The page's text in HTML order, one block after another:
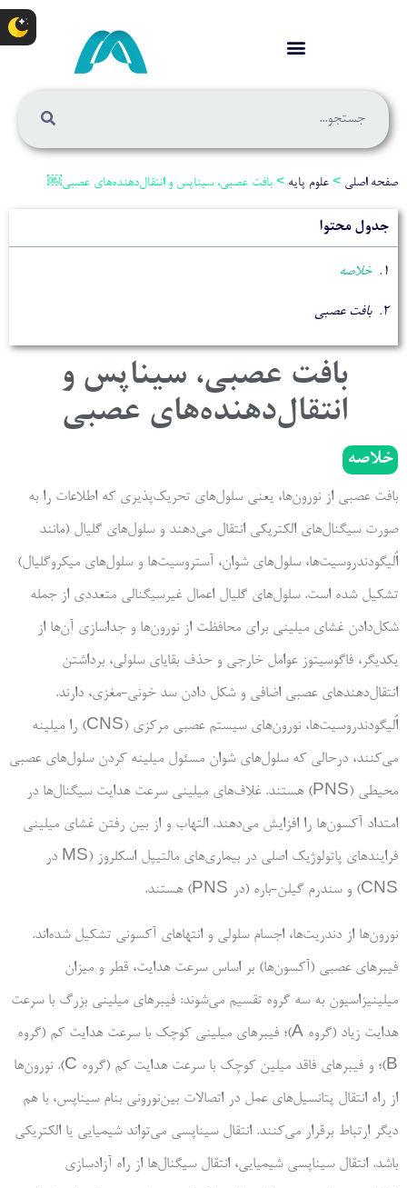
صفحه اصلی > علوم پایه > بافت عصبی، سیناپس و انتقال‌دهنده‌های عصبی￼
جدول محتوا
خلاصه
بافت عصبی
بافت عصبی، سیناپس و
انتقال‌دهنده‌های عصبی
خلاصه
بافت عصبی از نورون‌ها، یعنی سلول‌های تحریک‌پذیری که اطلاعات را به
صورت سیگنال‌های الکتریکی انتقال می‌دهند و سلول‌های گلیال (مانند
اُلیگودندروسیت‌ها، سلول‌های شوان، آستروسیت‌ها و سلول‌های میکروگلیال)
تشکیل شده است. سلول‌های گلیال اعمال غیرسیگنالی متعددی از جمله
شکل‌دادن غشای میلینی برای محافظت از نورون‌ها و جداسازی آن‌ها از
یکدیگر، فاگوسیتوز عوامل خارجی و حذف بقایای سلولی، برداشتن
انتقال‌دهند‌های عصبی اضافی و شکل دادن سد خونی-مغزی، دارند.
اُلیگودندروسیت‌ها، نورون‌های سیستم عصبی مرکزی (CNS) را میلینه
می‌کنند، درحالی که سلول‌های شوان مسئول میلینه کردن سلول‌های عصبی
محیطی (PNS) هستند. غلاف‌های میلینی سرعت هدایت سیگنال‌ها در
امتداد آکسون‌ها را افزایش می‌دهند. التهاب و از بین رفتن غشای میلینی
فرایند‌های پاتولوژیک اصلی در بیماری‌های مالتیپل اسکلروز (MS در
CNS) و سندرم گیلن-باره (در PNS) هستند.
نورون‌ها از دندریت‌ها، اجسام سلولی و انتهاهای آکسونی تشکیل شده‌اند.
فیبرهای عصبی (آکسون‌ها) بر اساس سرعت هدایت، قطر و میزان
میلینیزاسیون به سه گروه تقسیم می‌شوند: فیبرهای میلینی بزرگ با سرعت
هدایت زیاد (گروه A)؛ فیبرهای میلینی کوچک با سرعت هدایت کم (گروه
B)؛ و فیبرهای فاقد میلین کوچک با سرعت هدایت کم (گروه C). نورون‌ها
از راه انتقال پتانسیل‌های عمل در اتصالات بین‌نورونی بنام سیناپس، با هم
دیگر ارتباط برقرار می‌کنند. انتقال سیناپسی می‌تواند شیمیایی یا الکتریکی
باشد. انتقال سیناپسی شیمیایی، انتقال سیگنال‌ها از راه آزادسازی